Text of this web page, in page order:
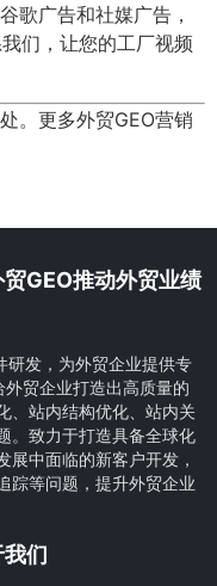
歌广告和社媒广告，
们，让您的工厂视频
。更多外贸GEO营销
GEO推动外贸业绩
研发，为外贸企业提供专
贸企业打造出高质量的
、站内结构优化、站内关
。致力于打造具备全球化
展中面临的新客户开发，
踪等问题，提升外贸企业
们